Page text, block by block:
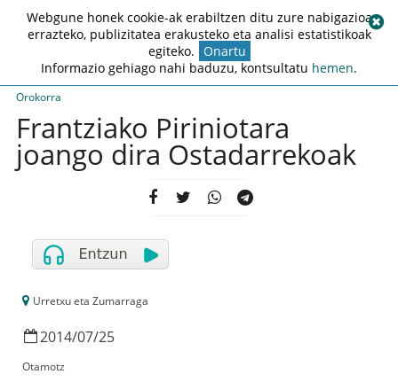
Orokorra
Frantziako Piriniotara
joango dira Ostadarrekoak
Urretxu eta Zumarraga
2014/07/25
Otamotz
Webgune honek cookie-ak erabiltzen ditu zure nabigazioa
errazteko, publizitatea erakusteko eta analisi estatistikoak
egiteko. Onartu
Informazio gehiago nahi baduzu, kontsultatu hemen.